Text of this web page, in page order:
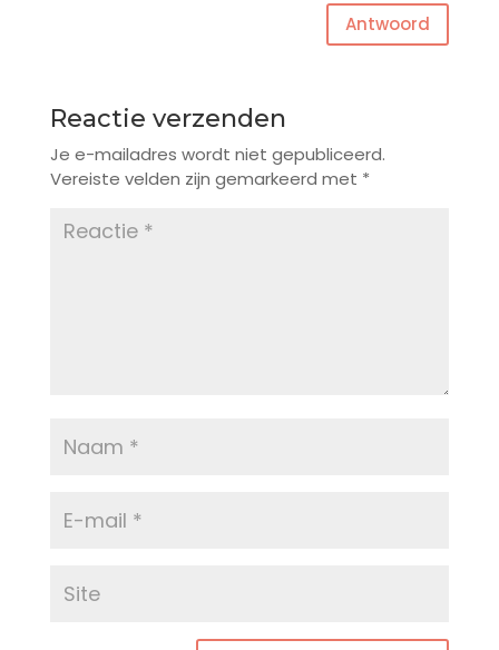
Antwoord
Reactie verzenden
Je e-mailadres wordt niet gepubliceerd.
Vereiste velden zijn gemarkeerd met *